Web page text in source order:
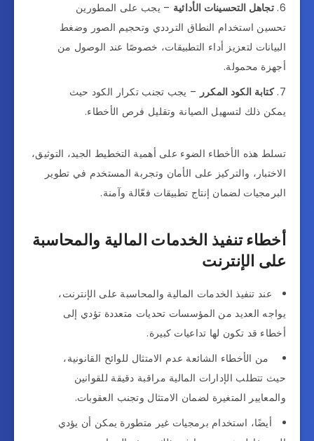
تجاهل التحسينات الأدائية – يجب على المطورين
تحسين استخدام النطاق الترددي وتحجيم الصور وضغط
البيانات لتعزيز أداء التطبيقات، خصوصًا عند الوصول من
أجهزة محمولة.
كتابة الكود المكرر – يجب تجنب تكرار الكود حيث
يمكن ذلك لتسهيل الصيانة وتقليل فرص الأخطاء.
تسلط هذه الأخطاء الضوء على أهمية التخطيط الجيد، التوثيق،
الاختبار، والتركيز على الأمان وتجربة المستخدم في تطوير
البرمجيات لضمان إنتاج تطبيقات فعّالة وآمنة.
أخطاء تنفيذ الخدمات المالية والمحاسبة
على الإنترنت
عند تنفيذ الخدمات المالية والمحاسبة على الإنترنت،
يواجه العديد من المؤسسات تحديات متعددة تؤدي إلى
أخطاء قد تكون لها تداعيات كبيرة.
من الأخطاء الشائعة عدم الامتثال للوائح القانونية،
حيث تتطلب الإدارات المالية مراقبة دقيقة للقوانين
والمعايير المتغيرة لضمان الامتثال وتجنب العقوبات.
أيضًا، استخدام برمجيات غير متطورة يمكن أن يؤدي